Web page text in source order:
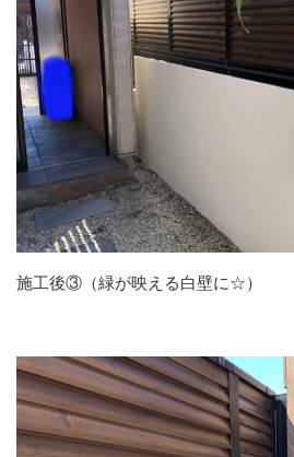
施工後③（緑が映える白壁に☆）